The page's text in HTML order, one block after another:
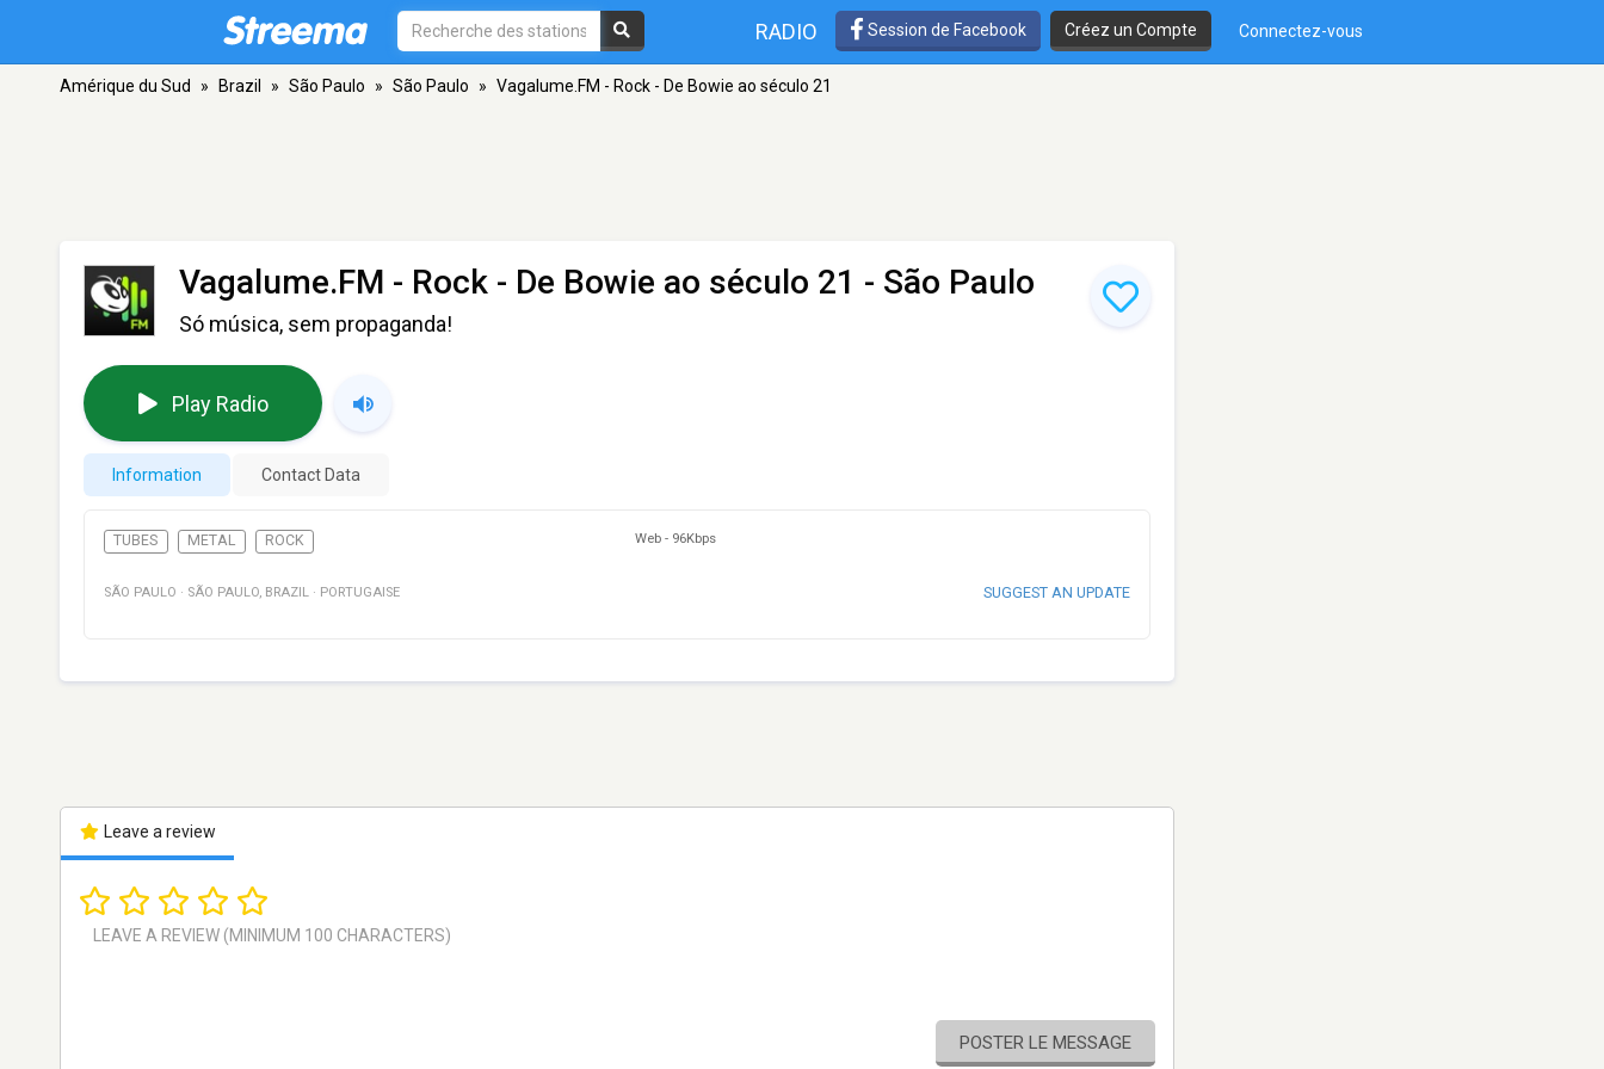
RADIO Session de Facebook Créez un Compte Connectez-vous
Amérique du Sud » Brazil » São Paulo » São Paulo » Vagalume.FM - Rock - De Bowie ao século 21
Vagalume.FM - Rock - De Bowie ao século 21 - São Paulo
Só música, sem propaganda!
Play Radio
Information Contact Data
TUBES METAL ROCK Web - 96Kbps
SÃO PAULO · SÃO PAULO, BRAZIL · PORTUGAISE SUGGEST AN UPDATE
Leave a review
POSTER LE MESSAGE